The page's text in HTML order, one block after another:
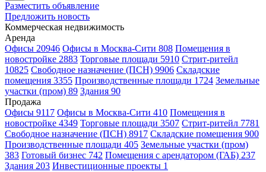
Разместить объявление
Предложить новость
Коммерческая недвижимость
Аренда
Офисы 20946 Офисы в Москва-Сити 808 Помещения в
новостройке 2883 Торговые площади 5910 Стрит-ритейл
10825 Свободное назначение (ПСН) 9906 Складские
помещения 3355 Производственные площади 1724 Земельные
участки (пром) 89 Здания 90
Продажа
Офисы 9117 Офисы в Москва-Сити 410 Помещения в
новостройке 4349 Торговые площади 3507 Стрит-ритейл 7781
Свободное назначение (ПСН) 8917 Складские помещения 900
Производственные площади 405 Земельные участки (пром)
383 Готовый бизнес 742 Помещения с арендатором (ГАБ) 237
Здания 203 Инвестиционные проекты 1